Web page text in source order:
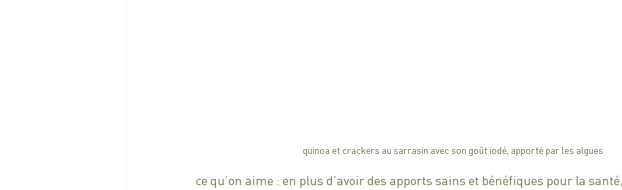
quinoa et crackers au sarrasin avec son goût iodé, apporté par les algues
ce qu’on aime : en plus d’avoir des apports sains et bénéfiques pour la